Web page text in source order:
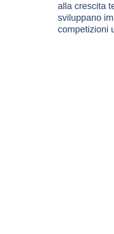
alla crescita
sviluppano
competizioni